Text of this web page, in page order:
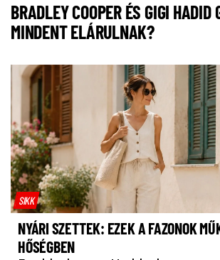
BRADLEY COOPER ÉS GIGI HADID
MINDENT ELÁRULNAK?
SIKK
NYÁRI SZETTEK: EZEK A FAZONOK
HŐSÉGBEN